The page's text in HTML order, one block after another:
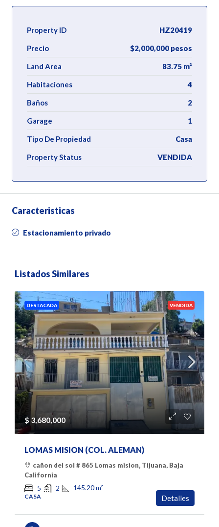
Property ID HZ20419
Precio $2,000,000 pesos
Land Area 83.75 m²
Habitaciones 4
Baños 2
Garage 1
Tipo De Propiedad Casa
Property Status VENDIDA
Caracteristicas
Estacionamiento privado
Listados Similares
DESTACADA VENDIDA
$ 3,680,000
LOMAS MISION (COL. ALEMAN)
cañon del sol # 865 Lomas mision, Tijuana, Baja
California
5 2 145.20m²
CASA Detalles